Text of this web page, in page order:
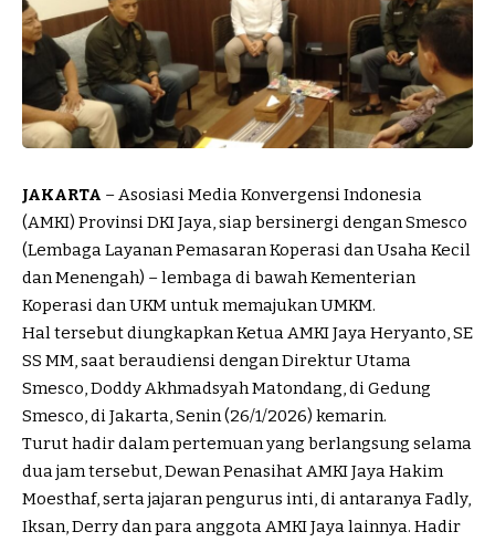
JAKARTA – Asosiasi Media Konvergensi Indonesia
(AMKI) Provinsi DKI Jaya, siap bersinergi dengan Smesco
(Lembaga Layanan Pemasaran Koperasi dan Usaha Kecil
dan Menengah) – lembaga di bawah Kementerian
Koperasi dan UKM untuk memajukan UMKM.
Hal tersebut diungkapkan Ketua AMKI Jaya Heryanto, SE
SS MM, saat beraudiensi dengan Direktur Utama
Smesco, Doddy Akhmadsyah Matondang, di Gedung
Smesco, di Jakarta, Senin (26/1/2026) kemarin.
Turut hadir dalam pertemuan yang berlangsung selama
dua jam tersebut, Dewan Penasihat AMKI Jaya Hakim
Moesthaf, serta jajaran pengurus inti, di antaranya Fadly,
Iksan, Derry dan para anggota AMKI Jaya lainnya. Hadir